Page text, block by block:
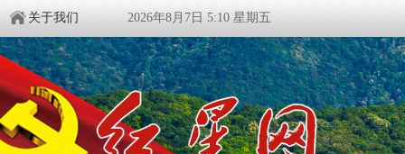
关于我们 2026年8月7日 5:10 星期五